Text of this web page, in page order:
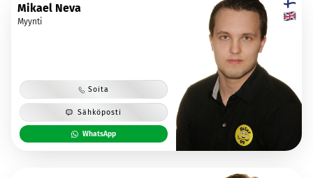
Mikael Neva
Myynti
Soita
Sähköposti
WhatsApp